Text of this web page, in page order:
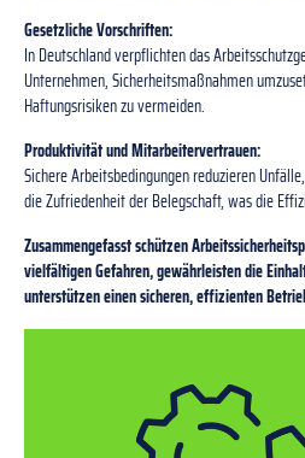
Gesetzliche Vorschriften:
In Deutschland verpflichten das
Unternehmen, Sicherheitsmaßnahmen
Haftungsrisiken zu vermeiden.
Produktivität und Mitarbeitervertrauen:
Sichere Arbeitsbedingungen reduzieren
die Zufriedenheit der Belegschaft, was die
Zusammengefasst schützen
vielfältigen Gefahren, gewährleisten die
unterstützen einen sicheren, effizienten